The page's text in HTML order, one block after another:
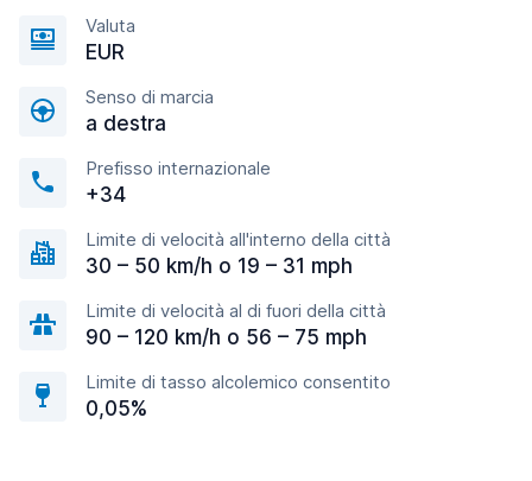
Valuta
EUR
Senso di marcia
a destra
Prefisso internazionale
+34
Limite di velocità all'interno della città
30 – 50 km/h o 19 – 31 mph
Limite di velocità al di fuori della città
90 – 120 km/h o 56 – 75 mph
Limite di tasso alcolemico consentito
0,05%